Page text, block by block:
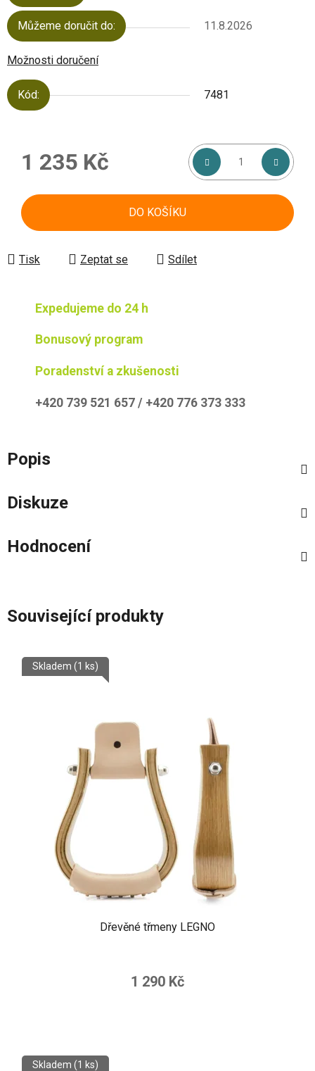
Můžeme doručit do: 11.8.2026
Možnosti doručení
Kód: 7481
1 235 Kč
DO KOŠÍKU
Tisk Zeptat se Sdílet
Expedujeme do 24 h
Bonusový program
Poradenství a zkušenosti
+420 739 521 657 / +420 776 373 333
Popis
Diskuze
Hodnocení
Související produkty
Dřevěné třmeny LEGNO
Skladem (1 ks)
1 290 Kč
Skladem (1 ks)